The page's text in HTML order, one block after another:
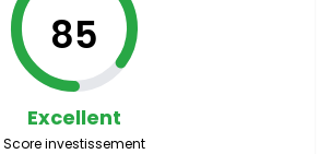
85
Excellent
Score investissement